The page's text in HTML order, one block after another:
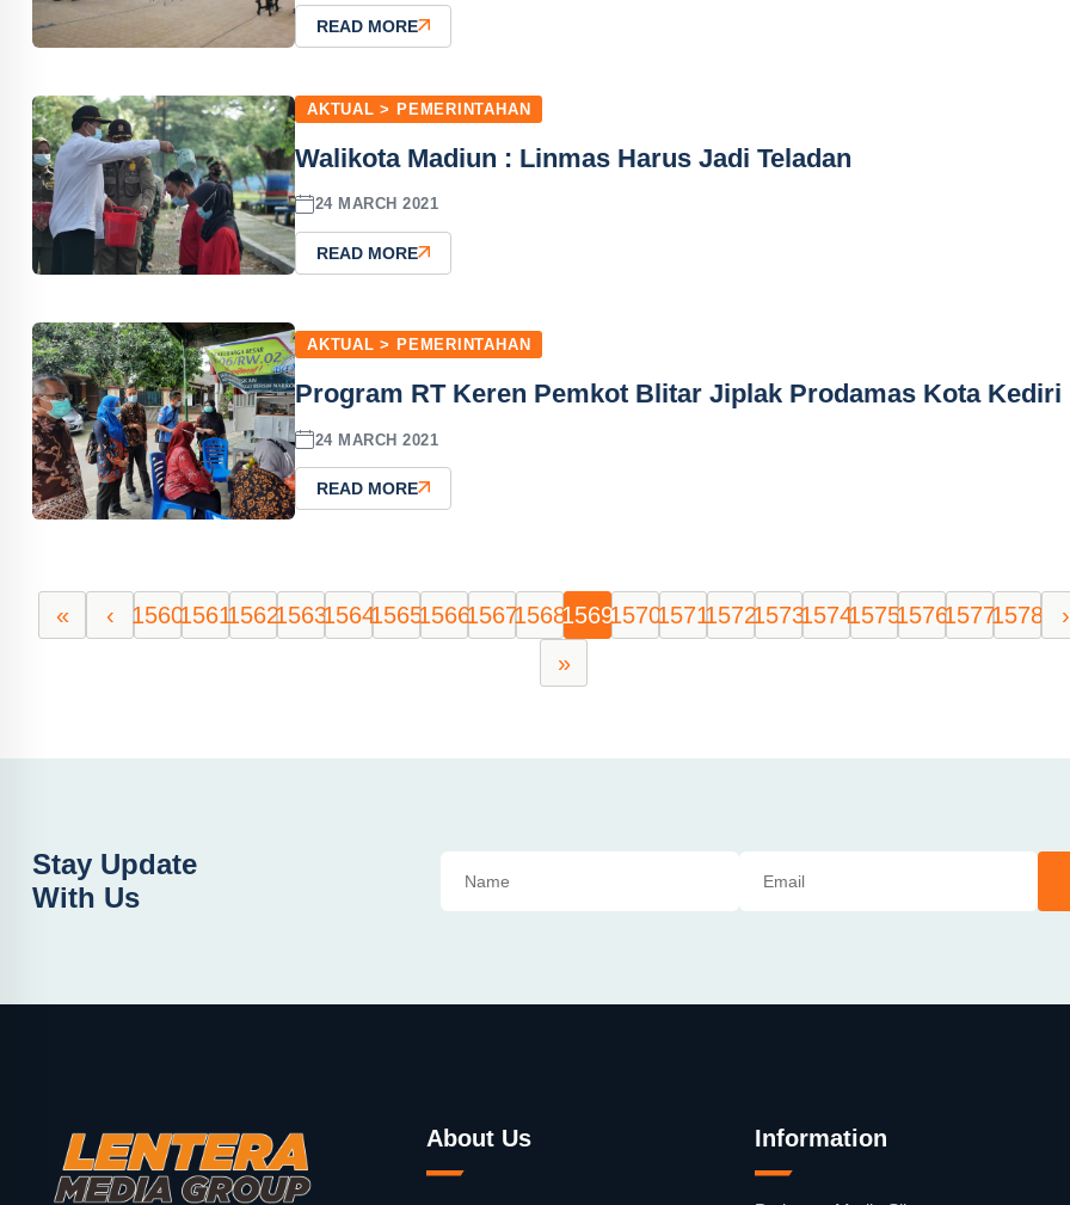
READ MORE
AKTUAL > PEMERINTAHAN
Walikota Madiun : Linmas Harus Jadi Teladan
24 MARCH 2021
READ MORE
AKTUAL > PEMERINTAHAN
Program RT Keren Pemkot Blitar Jiplak Prodamas Kota Kediri
24 MARCH 2021
READ MORE
« ‹ 1560156115621563156415651566156715681569157015711572157315741575157615771578
›
»
Stay Update
With Us
About Us Information